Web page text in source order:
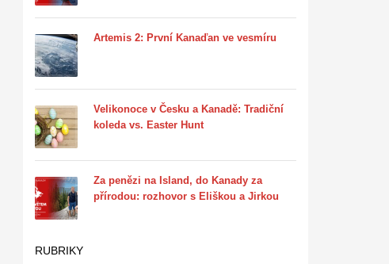
Artemis 2: První Kanaďan ve vesmíru
Velikonoce v Česku a Kanadě: Tradiční
koleda vs. Easter Hunt
Za penězi na Island, do Kanady za
přírodou: rozhovor s Eliškou a Jirkou
RUBRIKY